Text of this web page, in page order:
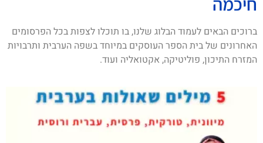
ברוכים הבאים לעמוד הבלוג שלנו, בו תוכלו לצפות בכל הפרסומים
האחרונים של בית הספר העוסקים במיוחד בשפה הערבית ותרבויות
המזרח התיכון, פוליטיקה, אקטואליה ועוד.